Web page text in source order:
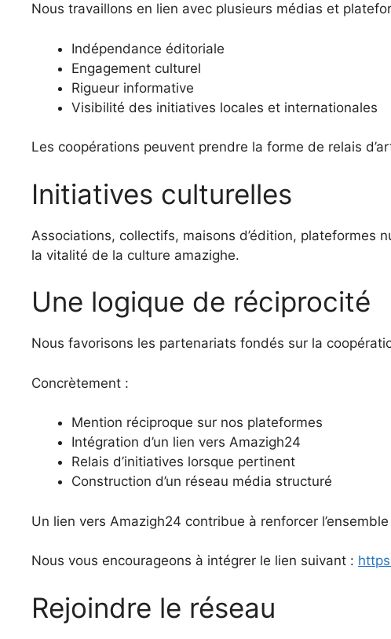
Nous travaillons en lien avec plusieurs médias et
Indépendance éditoriale
Engagement culturel
Rigueur informative
Visibilité des initiatives locales et internationales
Les coopérations peuvent prendre la forme de relais
Initiatives culturelles
Associations, collectifs, maisons d’édition,
la vitalité de la culture amazighe.
Une logique de réciprocité
Nous favorisons les partenariats fondés sur la
Concrètement :
Mention réciproque sur nos plateformes
Intégration d’un lien vers Amazigh24
Relais d’initiatives lorsque pertinent
Construction d’un réseau média structuré
Un lien vers Amazigh24 contribue à renforcer
Nous vous encourageons à intégrer le lien suivant :
Rejoindre le réseau